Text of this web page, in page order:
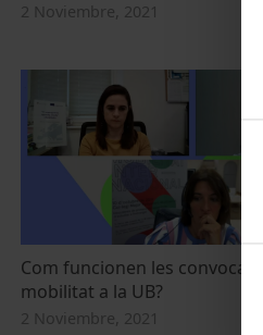
de
2 Noviembre, 2021
Com funcionen les
mobilitat a la UB?
2 Noviembre, 2021